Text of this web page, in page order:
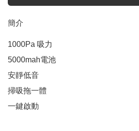
簡介
1000Pa 吸力
5000mah電池
安靜低音
掃吸拖一體
一鍵啟動